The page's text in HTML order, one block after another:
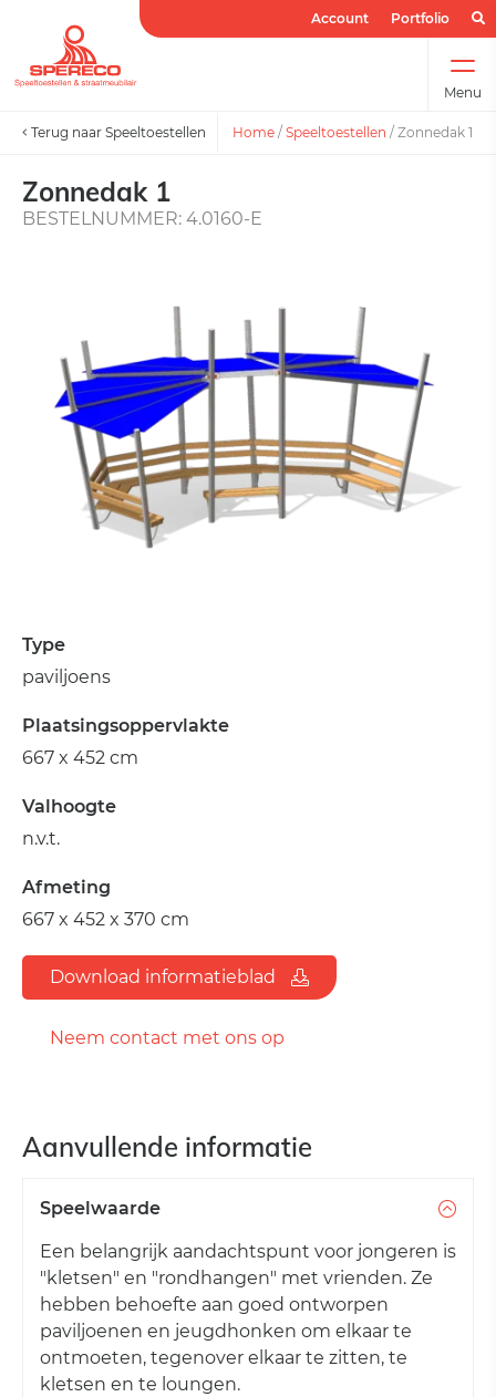
Account Portfolio
Menu
Terug naar Speeltoestellen Home / Speeltoestellen / Zonnedak 1
Zonnedak 1
BESTELNUMMER: 4.0160-E
Type
paviljoens
Plaatsingsoppervlakte
667 x 452 cm
Valhoogte
n.v.t.
Afmeting
667 x 452 x 370 cm
Download informatieblad
Neem contact met ons op
Aanvullende informatie
Speelwaarde
Een belangrijk aandachtspunt voor jongeren is
"kletsen" en "rondhangen" met vrienden. Ze
hebben behoefte aan goed ontworpen
paviljoenen en jeugdhonken om elkaar te
ontmoeten, tegenover elkaar te zitten, te
kletsen en te loungen.